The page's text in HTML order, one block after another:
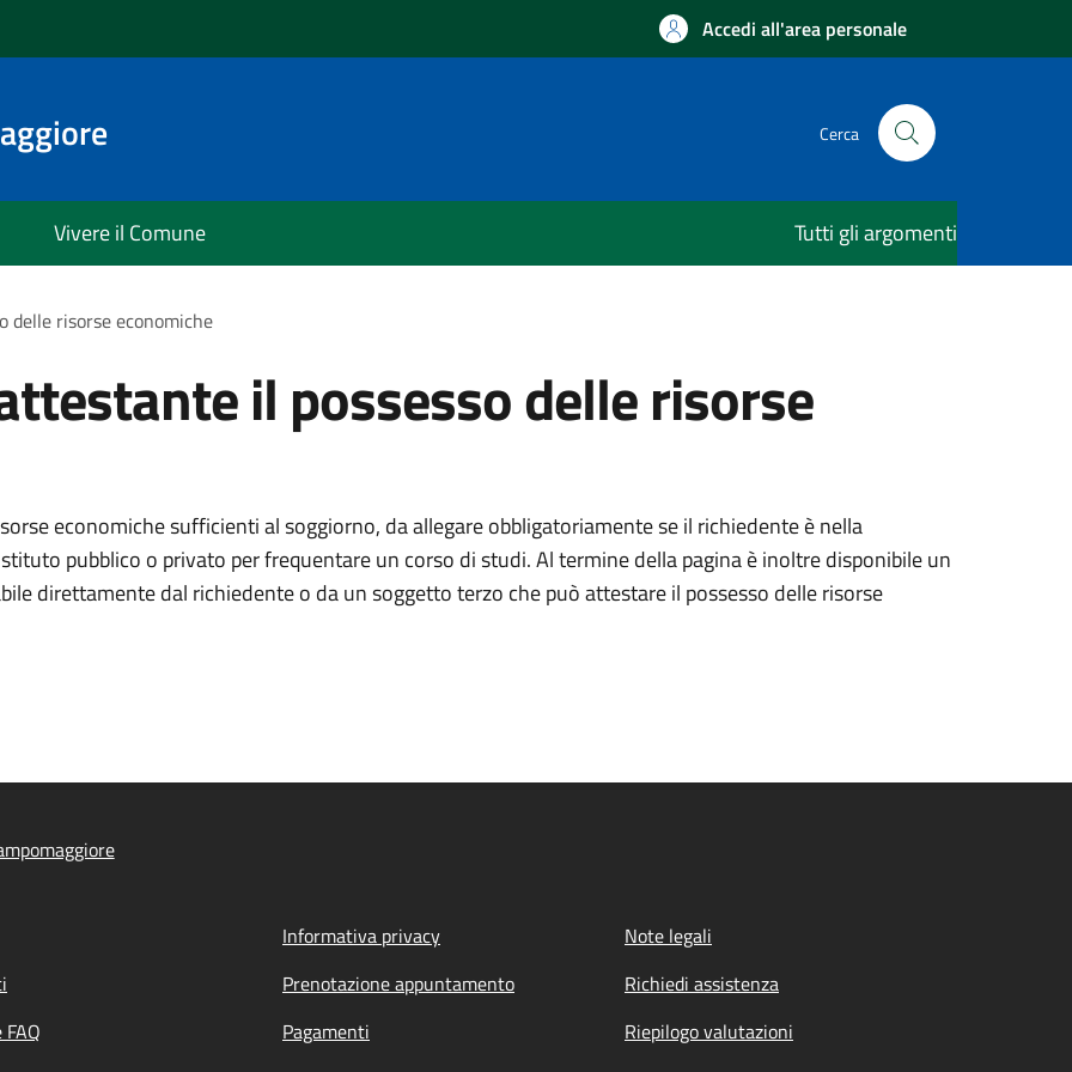
Accedi all'area personale
Cerca
Vivere il Comune Tutti gli argomenti
delle risorse economiche
il possesso delle risorse
economiche sufficienti al soggiorno, da allegare obbligatoriamente se il richiedente è nella
pubblico o privato per frequentare un corso di studi. Al termine della pagina è inoltre disponibile un
direttamente dal richiedente o da un soggetto terzo che può attestare il possesso delle risorse
Informativa privacy
Note legali
Prenotazione appuntamento
Richiedi assistenza
Pagamenti
Riepilogo valutazioni